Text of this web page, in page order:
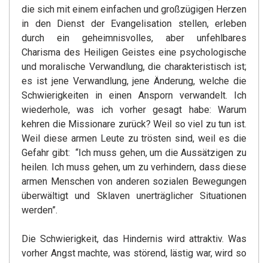
die sich mit einem einfachen und großzügigen Herzen
in den Dienst der Evangelisation stellen, erleben
durch ein geheimnisvolles, aber unfehlbares
Charisma des Heiligen Geistes eine psychologische
und moralische Verwandlung, die charakteristisch ist;
es ist jene Verwandlung, jene Änderung, welche die
Schwierigkeiten in einen Ansporn verwandelt. Ich
wiederhole, was ich vorher gesagt habe: Warum
kehren die Missionare zurück? Weil so viel zu tun ist.
Weil diese armen Leute zu trösten sind, weil es die
Gefahr gibt: “Ich muss gehen, um die Aussätzigen zu
heilen. Ich muss gehen, um zu verhindern, dass diese
armen Menschen von anderen sozialen Bewegungen
überwältigt und Sklaven unerträglicher Situationen
werden”.
Die Schwierigkeit, das Hindernis wird attraktiv. Was
vorher Angst machte, was störend, lästig war, wird so